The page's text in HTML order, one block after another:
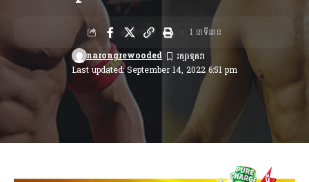
Last updated: September 14, 2022 6:51 pm
narongrewooded
1 នាទីអាន